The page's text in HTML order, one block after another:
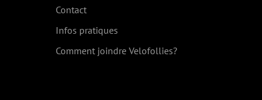
Contact
Infos pratiques
Comment joindre Velofollies?